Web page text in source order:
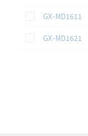
この資料を選択
GX-MD1611
この資料を選択
GX-MD1621